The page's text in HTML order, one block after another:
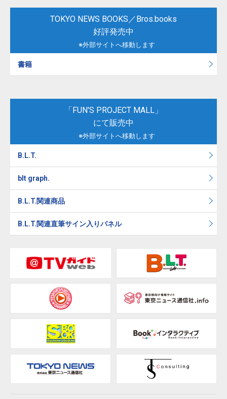
TOKYO NEWS BOOKS／Bros.books
好評発売中
※外部サイトへ移動します
書籍
「FUN'S PROJECT MALL」
にて販売中
※外部サイトへ移動します
B.L.T.
blt graph.
B.L.T.関連商品
B.L.T.関連直筆サイン入りパネル